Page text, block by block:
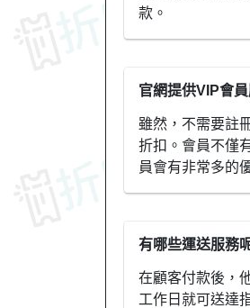
款。
官網提供VIP會
雖然，不需要註
折扣。會員不僅
員會有非常多的
有哪些運送服務
在顧客付款後，
工作日就可送達